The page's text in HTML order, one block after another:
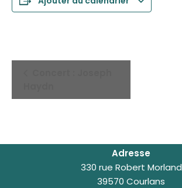
Adresse
330 rue Robert Morland
39570 Courlans